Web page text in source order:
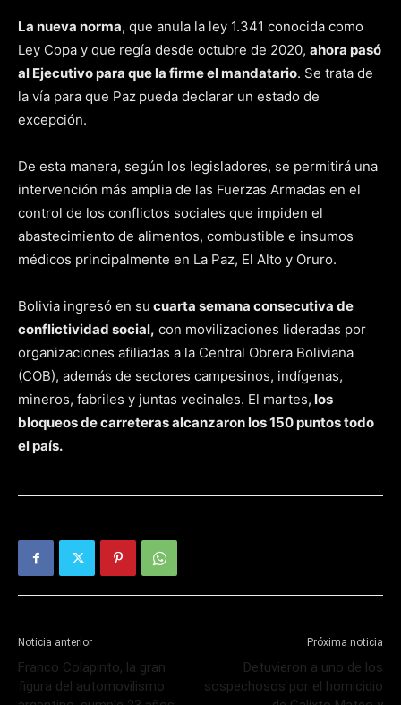
La nueva norma, que anula la ley 1.341 conocida como
Ley Copa y que regía desde octubre de 2020, ahora pasó
al Ejecutivo para que la firme el mandatario. Se trata de
la vía para que Paz pueda declarar un estado de
excepción.
De esta manera, según los legisladores, se permitirá una
intervención más amplia de las Fuerzas Armadas en el
control de los conflictos sociales que impiden el
abastecimiento de alimentos, combustible e insumos
médicos principalmente en La Paz, El Alto y Oruro.
Bolivia ingresó en su cuarta semana consecutiva de
conflictividad social, con movilizaciones lideradas por
organizaciones afiliadas a la Central Obrera Boliviana
(COB), además de sectores campesinos, indígenas,
mineros, fabriles y juntas vecinales. El martes, los
bloqueos de carreteras alcanzaron los 150 puntos todo
el país.
Noticia anterior
Franco Colapinto, la gran
figura del automovilismo
Próxima noticia
Detuvieron a uno de los
sospechosos por el homicidio